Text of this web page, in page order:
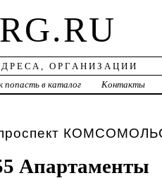
ОРГАНИЗАЦИИ
попасть в каталог Контакты
проспект
Апартаменты